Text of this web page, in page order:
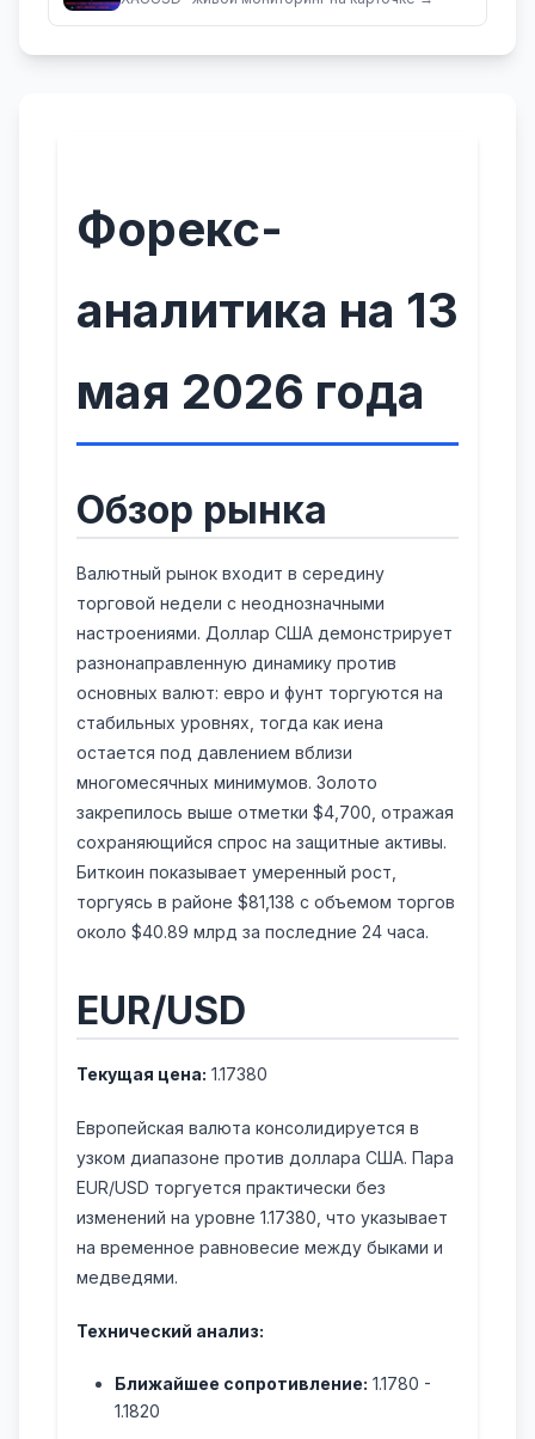
Форекс-
аналитика на 13
мая 2026 года
Обзор рынка
Валютный рынок входит в середину
торговой недели с неоднозначными
настроениями. Доллар США демонстрирует
разнонаправленную динамику против
основных валют: евро и фунт торгуются на
стабильных уровнях, тогда как иена
остается под давлением вблизи
многомесячных минимумов. Золото
закрепилось выше отметки $4,700, отражая
сохраняющийся спрос на защитные активы.
Биткоин показывает умеренный рост,
торгуясь в районе $81,138 с объемом торгов
около $40.89 млрд за последние 24 часа.
EUR/USD
Текущая цена: 1.17380
Европейская валюта консолидируется в
узком диапазоне против доллара США. Пара
EUR/USD торгуется практически без
изменений на уровне 1.17380, что указывает
на временное равновесие между быками и
медведями.
Технический анализ:
Ближайшее сопротивление: 1.1780 -
1.1820